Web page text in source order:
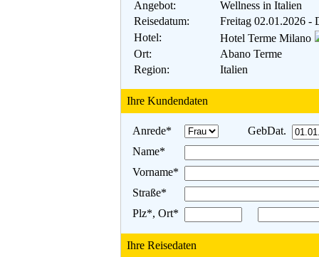
Angebot:
Wellness in Italien
Reisedatum:
Freitag 02.01.2026 -
Hotel:
Hotel Terme Milano
Ort:
Abano Terme
Region:
Italien
Ihre Kundendaten
Anrede*
GebDat.
Name*
Vorname*
Straße*
Plz*, Ort*
Ihre Reisedaten